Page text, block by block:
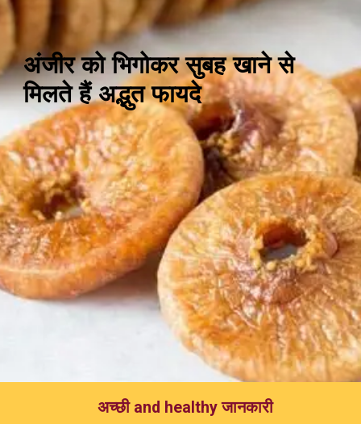
अंजीर को भिगोकर सुबह खाने से
मिलते हैं अद्भुत फायदे
अच्छी and healthy जानकारी